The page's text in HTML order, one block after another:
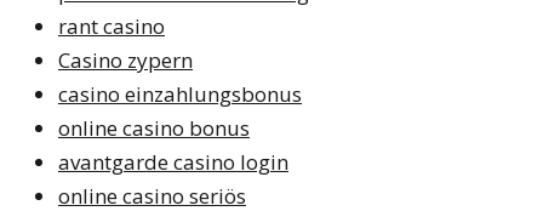
rant casino
Casino zypern
casino einzahlungsbonus
online casino bonus
avantgarde casino login
online casino seriös